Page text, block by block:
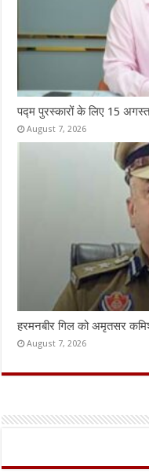
पद्म पुरस्कारों के लिए 15
August 7, 2026
हरमनबीर गिल को अमृतसर
August 7, 2026